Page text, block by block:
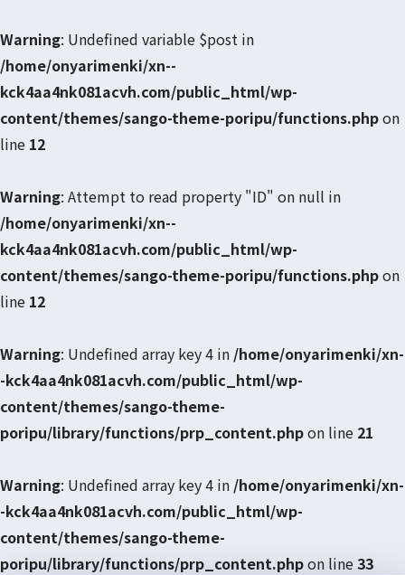
Warning: Undefined variable $post in
/home/onyarimenki/xn--
kck4aa4nk081acvh.com/public_html/wp-
content/themes/sango-theme-poripu/functions.phpon
line 12
Warning: Attempt to read property "ID" on null in
/home/onyarimenki/xn--
kck4aa4nk081acvh.com/public_html/wp-
content/themes/sango-theme-poripu/functions.phpon
line 12
Warning: Undefined array key 4 in /home/onyarimenki/xn-
-kck4aa4nk081acvh.com/public_html/wp-
content/themes/sango-theme-
poripu/library/functions/prp_content.phpon line 21
Warning: Undefined array key 4 in /home/onyarimenki/xn-
-kck4aa4nk081acvh.com/public_html/wp-
content/themes/sango-theme-
poripu/library/functions/prp_content.phpon line33